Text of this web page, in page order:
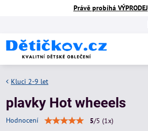
Právě probíhá VÝPRODEJ
Kluci 2-9 let
plavky Hot wheeels
Hodnocení 5/5 (1x)